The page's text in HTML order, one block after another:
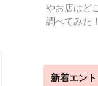
やお店はど
調べてみた！
新着エン